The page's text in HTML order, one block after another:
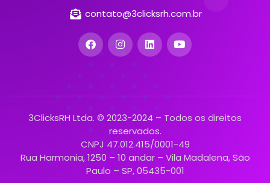
contato@3clicksrh.com.br
3ClicksRH Ltda. © 2023-2024 – Todos os direitos
reservados.
CNPJ 47.012.415/0001-49
Rua Harmonia, 1250 – 10 andar – Vila Madalena, São
Paulo – SP, 05435-001